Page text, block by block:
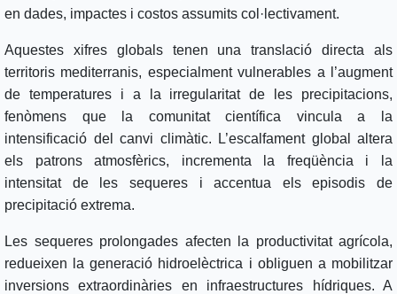
en dades, impactes i costos assumits col·lectivament.
Aquestes xifres globals tenen una translació directa als
territoris mediterranis, especialment vulnerables a l’augment
de temperatures i a la irregularitat de les precipitacions,
fenòmens que la comunitat científica vincula a la
intensificació del canvi climàtic. L’escalfament global altera
els patrons atmosfèrics, incrementa la freqüència i la
intensitat de les sequeres i accentua els episodis de
precipitació extrema.
Les sequeres prolongades afecten la productivitat agrícola,
redueixen la generació hidroelèctrica i obliguen a mobilitzar
inversions extraordinàries en infraestructures hídriques. A